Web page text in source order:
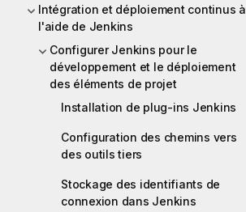
Intégration et déploiement continus à
l'aide de Jenkins
Configurer Jenkins pour le
développement et le déploiement
des éléments de projet
Installation de plug-ins Jenkins
Configuration des chemins vers
des outils tiers
Stockage des identifiants de
connexion dans Jenkins